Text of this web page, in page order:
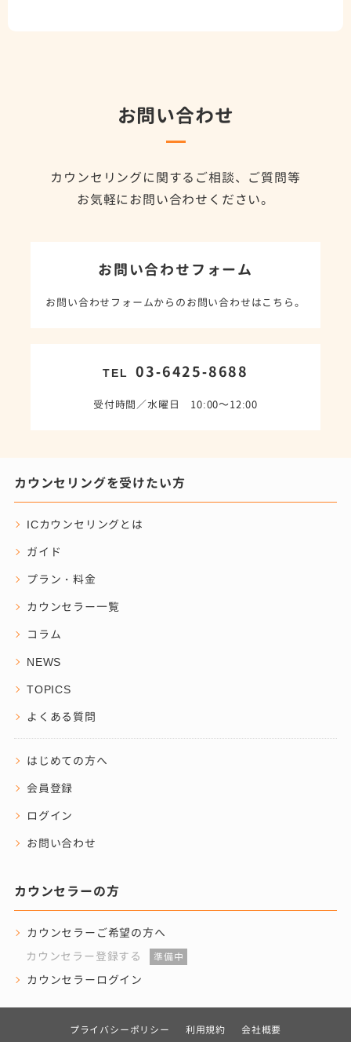
お問い合わせ
カウンセリングに関するご相談、ご質問等
お気軽にお問い合わせください。
お問い合わせフォーム
お問い合わせフォームからのお問い合わせはこちら。
TEL 03-6425-8688
受付時間／水曜日 10:00～12:00
カウンセリングを受けたい方
ICカウンセリングとは
ガイド
プラン・料金
カウンセラー一覧
コラム
NEWS
TOPICS
よくある質問
はじめての方へ
会員登録
ログイン
お問い合わせ
カウンセラーの方
カウンセラーご希望の方へ
カウンセラー登録する
準備中
カウンセラーログイン
プライバシーポリシー 利用規約 会社概要